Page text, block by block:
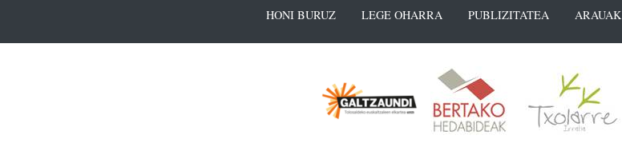
HONI BURUZ LEGE OHARRA PUBLIZITATEA ARAUAK